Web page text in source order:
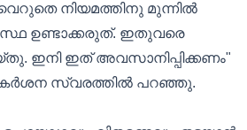
നിയമത്തിനു മുന്നിൽ
ഉണ്ടാക്കരുത്. ഇതുവരെ
ഇനി ഇത് അവസാനിപ്പിക്കണം"
കർശന സ്വരത്തിൽ പറഞ്ഞു.